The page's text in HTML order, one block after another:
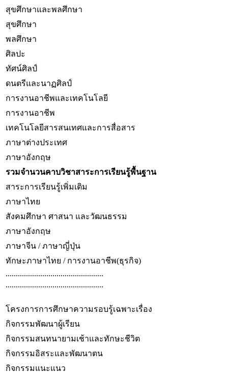
สุขศึกษาและพลศึกษา
สุขศึกษา
พลศึกษา
ศิลปะ
ทัศน์ศิลป์
ดนตรีและนาฏศิลป์
การงานอาชีพและเทคโนโลยี
การงานอาชีพ
เทคโนโลยีสารสนเทศและการสื่อสาร
ภาษาต่างประเทศ
ภาษาอังกฤษ
รวมจำนวนคาบวิชาสาระการเรียนรู้พื้นฐาน
สาระการเรียนรู้เพิ่มเติม
ภาษาไทย
สังคมศึกษา ศาสนา และวัฒนธรรม
ภาษาอังกฤษ
ภาษาจีน / ภาษาญี่ปุ่น
ทักษะภาษาไทย / การงานอาชีพ(ธุรกิจ)
................................................
................................................
โครงการการศึกษาความรอบรู้เฉพาะเรื่อง
กิจกรรมพัฒนาผู้เรียน
กิจกรรมสนทนายามเช้าและทักษะชีวิต
กิจกรรมอิสระและพัฒนาตน
กิจกรรมแนะแนว